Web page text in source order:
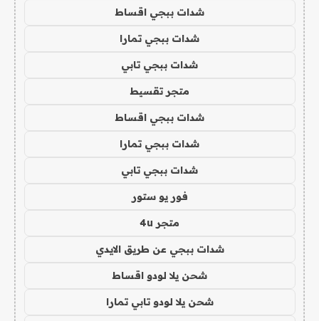
شدات ببجي اقساط
شدات ببجي تمارا
شدات ببجي تابي
متجر تقسيط
شدات ببجي اقساط
شدات ببجي تمارا
شدات ببجي تابي
فور يو ستور
متجر 4u
شدات ببجي عن طريق الايدي
شحن يلا لودو اقساط
شحن يلا لودو تابي تمارا